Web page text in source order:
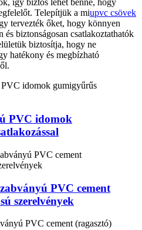
így biztos lehet benne, hogy
Telepítjük a miupvc csövek
tervezték őket, hogy könnyen
és biztonságosan csatlakoztathatók
biztosítja, hogy ne
hatékony és megbízható
PVC idomok
PVC cement
szerelvények